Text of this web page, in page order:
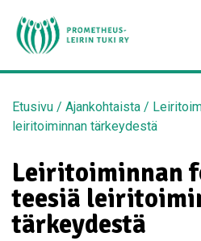
Etusivu / Ajankohtaista /
leiritoiminnan tärkeydestä
Leiritoiminnan
teesiä
tärkeydestä